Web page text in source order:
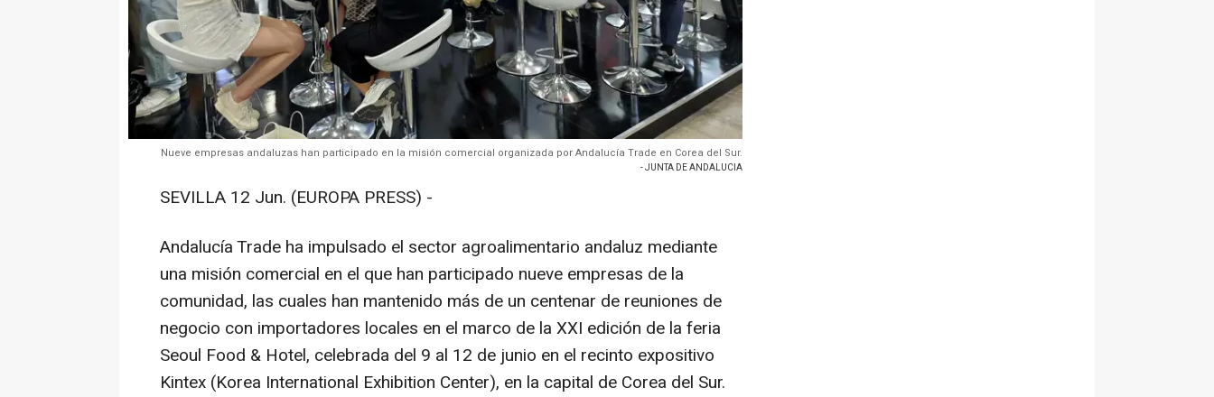
Nueve empresas andaluzas han participado en la misión comercial organizada por Andalucía Trade en Corea del Sur.
- JUNTA DE ANDALUCIA
SEVILLA 12 Jun. (EUROPA PRESS) -
Andalucía Trade ha impulsado el sector agroalimentario andaluz mediante
una misión comercial en el que han participado nueve empresas de la
comunidad, las cuales han mantenido más de un centenar de reuniones de
negocio con importadores locales en el marco de la XXI edición de la feria
Seoul Food & Hotel, celebrada del 9 al 12 de junio en el recinto expositivo
Kintex (Korea International Exhibition Center), en la capital de Corea del Sur.